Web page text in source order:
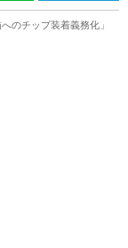
へのチップ装着義務化」